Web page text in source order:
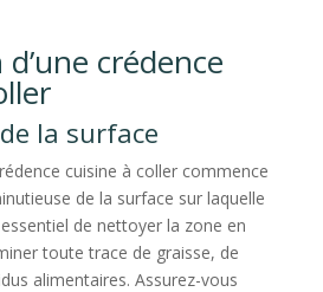
crédence
la surface
cuisine à coller commence
de la surface sur laquelle
de nettoyer la zone en
toute trace de graisse, de
alimentaires. Assurez-vous